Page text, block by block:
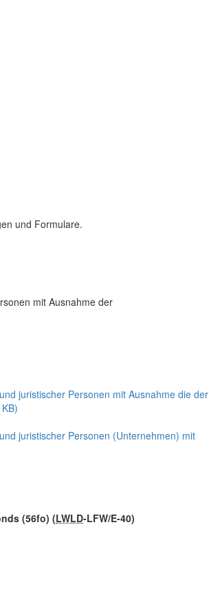
und Formulare.
mit Ausnahme der
juristischer Personen mit Ausnahme die der
juristischer Personen (Unternehmen) mit
(56fo) (LWLD-LFW/E-40)